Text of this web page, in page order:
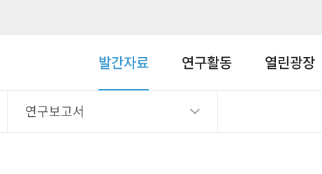
발간자료 연구활동 열린광장
연구보고서